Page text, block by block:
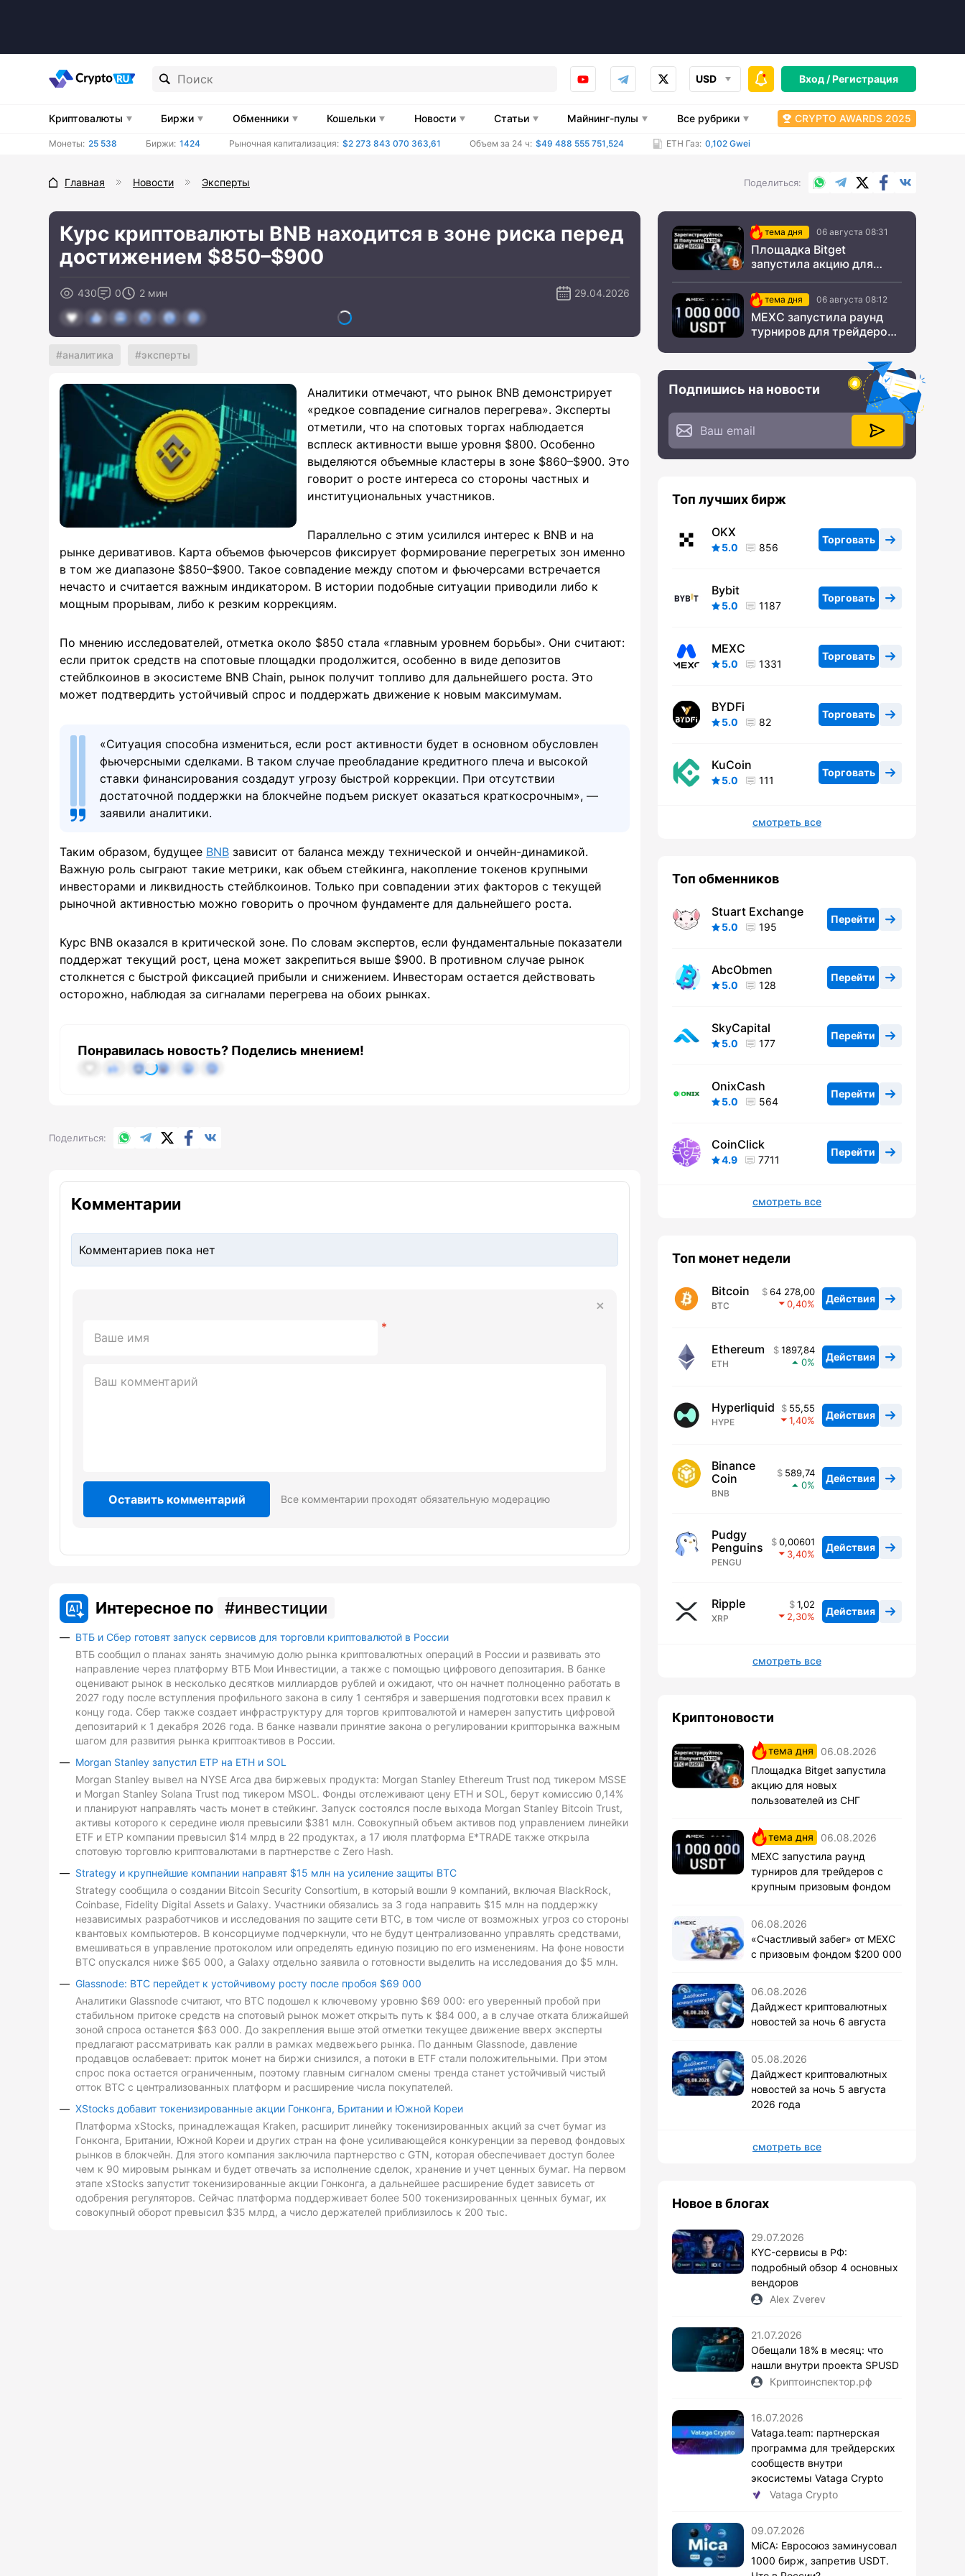
USD Вход /Регистрация
Криптовалюты Биржи Обменники Кошельки Новости Статьи Майнинг-пулы Все рубрики CRYPTO AWARDS 2025
Монеты: 25 538 Биржи: 1424 Рыночная капитализация: $2 273 843 070 363,61 Объем за 24 ч: $49 488 555 751,524 ETH Газ: 0,102 Gwei
Главная Новости Эксперты Поделиться WhatsApp
TelegramX.comFacebook
Курс криптовалюты BNB находится в зоне риска перед
достижением $850–$900
430 0 2 мин 29.04.2026
аналитика эксперты
Аналитики отмечают, что рынок BNB демонстрирует
«редкое совпадение сигналов перегрева». Эксперты
отметили, что на спотовых торгах наблюдается
всплеск активности выше уровня $800. Особенно
выделяются объемные кластеры в зоне $860–$900. Это
говорит о росте интереса со стороны частных и
институциональных участников.
Параллельно с этим усилился интерес к BNB и на
рынке деривативов. Карта объемов фьючерсов фиксирует формирование перегретых зон именно
в том же диапазоне $850–$900. Такое совпадение между спотом и фьючерсами встречается
нечасто и считается важным индикатором. В истории подобные ситуации приводили либо к
мощным прорывам, либо к резким коррекциям.
По мнению исследователей, отметка около $850 стала «главным уровнем борьбы». Они считают:
если приток средств на спотовые площадки продолжится, особенно в виде депозитов
стейблкоинов в экосистеме BNB Chain, рынок получит топливо для дальнейшего роста. Это
может подтвердить устойчивый спрос и поддержать движение к новым максимумам.
«Ситуация способна измениться, если рост активности будет в основном обусловлен
фьючерсными сделками. В таком случае преобладание кредитного плеча и высокой
ставки финансирования создадут угрозу быстрой коррекции. При отсутствии
достаточной поддержки на блокчейне подъем рискует оказаться краткосрочным», —
заявили аналитики.
Таким образом, будущее BNB зависит от баланса между технической и ончейн-динамикой.
Важную роль сыграют такие метрики, как объем стейкинга, накопление токенов крупными
инвесторами и ликвидность стейблкоинов. Только при совпадении этих факторов с текущей
рыночной активностью можно говорить о прочном фундаменте для дальнейшего роста.
Курс BNB оказался в критической зоне. По словам экспертов, если фундаментальные показатели
поддержат текущий рост, цена может закрепиться выше $900. В противном случае рынок
столкнется с быстрой фиксацией прибыли и снижением. Инвесторам остается действовать
осторожно, наблюдая за сигналами перегрева на обоих рынках.
Понравилась новость? Поделись мнением!
Поделиться WhatsApp
TelegramX.comFacebook
Комментарии
Комментариев пока нет
Оставить комментарий Все комментарии проходят обязательную модерацию
Интересное по инвестиции
ВТБ и Сбер готовят запуск сервисов для торговли криптовалютой в России
ВТБ сообщил о планах занять значимую долю рынка криптовалютных операций в России и развивать это
направление через платформу ВТБ Мои Инвестиции, а также с помощью цифрового депозитария. В банке
оценивают рынок в несколько десятков миллиардов рублей и ожидают, что он начнет полноценно работать в
2027 году после вступления профильного закона в силу 1 сентября и завершения подготовки всех правил к
концу года. Сбер также создает инфраструктуру для торгов криптовалютой и намерен запустить цифровой
депозитарий к 1 декабря 2026 года. В банке назвали принятие закона о регулировании крипторынка важным
шагом для развития рынка криптоактивов в России.
Morgan Stanley запустил ETP на ETH и SOL
Morgan Stanley вывел на NYSE Arca два биржевых продукта: Morgan Stanley Ethereum Trust под тикером MSSE
и Morgan Stanley Solana Trust под тикером MSOL. Фонды отслеживают цену ETH и SOL, берут комиссию 0,14%
и планируют направлять часть монет в стейкинг. Запуск состоялся после выхода Morgan Stanley Bitcoin Trust,
активы которого к середине июля превысили $381 млн. Совокупный объем активов под управлением линейки
ETF и ETP компании превысил $14 млрд в 22 продуктах, а 17 июля платформа E*TRADE также открыла
спотовую торговлю криптовалютами в партнерстве с Zero Hash.
Strategy и крупнейшие компании направят $15 млн на усиление защиты BTC
Strategy сообщила о создании Bitcoin Security Consortium, в который вошли 9 компаний, включая BlackRock,
Coinbase, Fidelity Digital Assets и Galaxy. Участники обязались за 3 года направить $15 млн на поддержку
независимых разработчиков и исследования по защите сети BTC, в том числе от возможных угроз со стороны
квантовых компьютеров. В консорциуме подчеркнули, что не будут централизованно управлять средствами,
вмешиваться в управление протоколом или определять единую позицию по его изменениям. На фоне новости
BTC опускался ниже $65 000, а Galaxy отдельно заявила о готовности выделить на исследования до $5 млн.
Glassnode: BTC перейдет к устойчивому росту после пробоя $69 000
Аналитики Glassnode считают, что BTC подошел к ключевому уровню $69 000: его уверенный пробой при
стабильном притоке средств на спотовый рынок может открыть путь к $84 000, а в случае отката ближайшей
зоной спроса останется $63 000. До закрепления выше этой отметки текущее движение вверх эксперты
предлагают рассматривать как ралли в рамках медвежьего рынка. По данным Glassnode, давление
продавцов ослабевает: приток монет на биржи снизился, а потоки в ETF стали положительными. При этом
спрос пока остается ограниченным, поэтому главным сигналом смены тренда станет устойчивый чистый
отток BTC с централизованных платформ и расширение числа покупателей.
XStocks добавит токенизированные акции Гонконга, Британии и Южной Кореи
Платформа xStocks, принадлежащая Kraken, расширит линейку токенизированных акций за счет бумаг из
Гонконга, Британии, Южной Кореи и других стран на фоне усиливающейся конкуренции за перевод фондовых
рынков в блокчейн. Для этого компания заключила партнерство с GTN, которая обеспечивает доступ более
чем к 90 мировым рынкам и будет отвечать за исполнение сделок, хранение и учет ценных бумаг. На первом
этапе xStocks запустит токенизированные акции Гонконга, а дальнейшее расширение будет зависеть от
одобрения регуляторов. Сейчас платформа поддерживает более 500 токенизированных ценных бумаг, их
совокупный оборот превысил $35 млрд, а число держателей приблизилось к 200 тыс.
тема дня 06 августа 08:31
Площадка Bitget
запустила акцию для
СНГтема дня 06 августа 08:12
MEXC запустила раунд
турниров для трейдеров
Подпишись на новости
Топ лучших бирж
OKX
5.0 856
Торговать
Bybit
5.0 1187
Торговать
MEXC
5.0 1331
Торговать
BYDFi
5.0 82
Торговать
KuCoin
5.0 111
Торговать
смотреть все
Топ обменников
Stuart Exchange
5.0 195
Перейти
AbcObmen
5.0 128
Перейти
SkyCapital
5.0 177
Перейти
OnixCash
5.0 564
Перейти
CoinClick
4.9 7711
Перейти
смотреть все
Топ монет недели
Bitcoin
BTC
64 278,00
0,40
Действия
Ethereum
ETH
1897,84
0
Действия
Hyperliquid
HYPE
55,55
1,40
Действия
Binance
Coin
BNB
589,74
0
Действия
Pudgy
Penguins
PENGU
0,00601
3,40
Действия
Ripple
XRP
1,02
2,30
Действия
смотреть все
Криптоновости
тема дня
06.08.2026
Площадка Bitget запустила
акцию для новых
пользователей из СНГ
тема дня
06.08.2026
MEXC запустила раунд
турниров для трейдеров с
крупным призовым фондом
06.08.2026
«Счастливый забег» от MEXC
с призовым фондом $200 000
06.08.2026
Дайджест криптовалютных
новостей за ночь 6 августа
05.08.2026
Дайджест криптовалютных
новостей за ночь 5 августа
2026 года
смотреть все
Новое в блогах
29.07.2026
KYC-сервисы в РФ:
подробный обзор 4 основных
вендоров
Alex Zverev
21.07.2026
Обещали 18% в месяц: что
нашли внутри проекта SPUSD
Криптоинспектор.рф
16.07.2026
Vataga.team: партнерская
программа для трейдерских
сообществ внутри
экосистемы Vataga Crypto
Vataga Crypto
09.07.2026
MiCA: Евросоюз заминусовал
1000 бирж, запретив USDT.